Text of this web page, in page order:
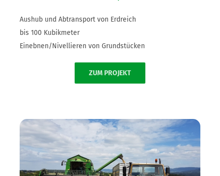
Aushub und Abtransport von Erdreich
bis 100 Kubikmeter
Einebnen/Nivellieren von Grundstücken
ZUM PROJEKT